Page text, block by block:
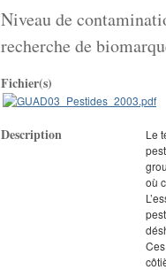
Niveau de
recherche de
Fichier(s)
Description
Le
où